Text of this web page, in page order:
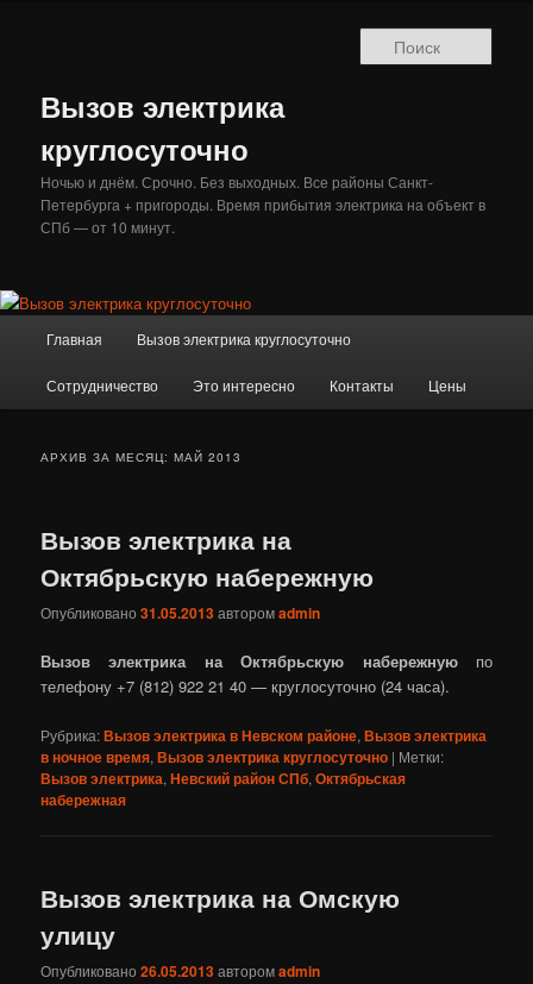
Вызов электрика
круглосуточно
Ночью и днём. Срочно. Без выходных. Все районы Санкт-
Петербурга + пригороды. Время прибытия электрика на объект в
СПб — от 10 минут.
Главная Вызов электрика круглосуточно
Сотрудничество Это интересно Контакты Цены
АРХИВ ЗА МЕСЯЦ:МАЙ 2013
Вызов электрика на
Октябрьскую набережную
Опубликовано31.05.2013авторомadmin
Вызов электрика на Октябрьскую набережную по
телефону +7 (812) 922 21 40 — круглосуточно (24 часа).
Рубрика:Вызов электрика в Невском районе,Вызов электрика
в ночное время,Вызов электрика круглосуточно | Метки:
Вызов электрика,Невский район СПб,Октябрьская
набережная
Вызов электрика на Омскую
улицу
Опубликовано26.05.2013авторомadmin